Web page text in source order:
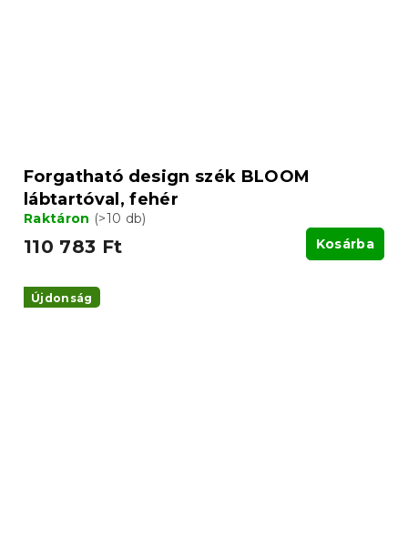
Forgatható design szék BLOOM
lábtartóval, fehér
Raktáron (>10 db)
110 783 Ft Kosárba
Újdonság